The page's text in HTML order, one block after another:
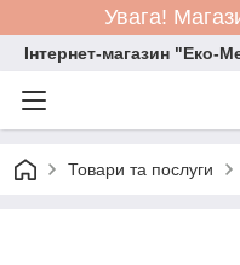
Увага!
Інтернет-магазин "Еко-
Товари та послуги